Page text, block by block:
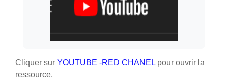
Cliquer sur YOUTUBE -RED CHANEL pour ouvrir la
ressource.